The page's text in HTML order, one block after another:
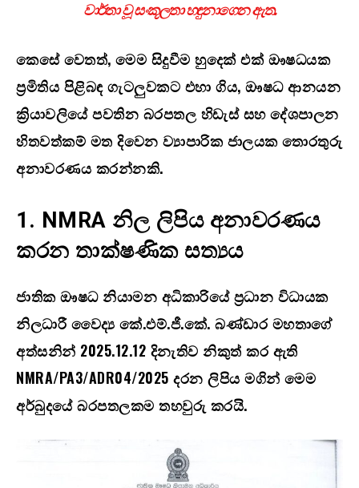
වාර්තා වූ සංකූලතා හඳුනාගෙන ඇත.
කෙසේ වෙතත්, මෙම සිදුවීම හුදෙක් එක් ඖෂධයක
ප්‍රමිතිය පිළිබඳ ගැටලුවකට එහා ගිය, ඖෂධ ආනයන
ක්‍රියාවලියේ පවතින බරපතල හිඩැස් සහ දේශපාලන
හිතවත්කම් මත දිවෙන ව්‍යාපාරික ජාලයක තොරතුරු
අනාවරණය කරන්නකි.
1. NMRA නිල ලිපිය අනාවරණය
කරන තාක්ෂණික සත්‍යය
ජාතික ඖෂධ නියාමන අධිකාරියේ ප්‍රධාන විධායක
නිලධාරී වෛද්‍ය කේ.එම්.ජී.කේ. බණ්ඩාර මහතාගේ
අත්සනින් 2025.12.12 දිනැතිව නිකුත් කර ඇති
NMRA/PA3/ADR04/2025 දරන ලිපිය මගින් මෙම
අර්බුදයේ බරපතලකම තහවුරු කරයි.